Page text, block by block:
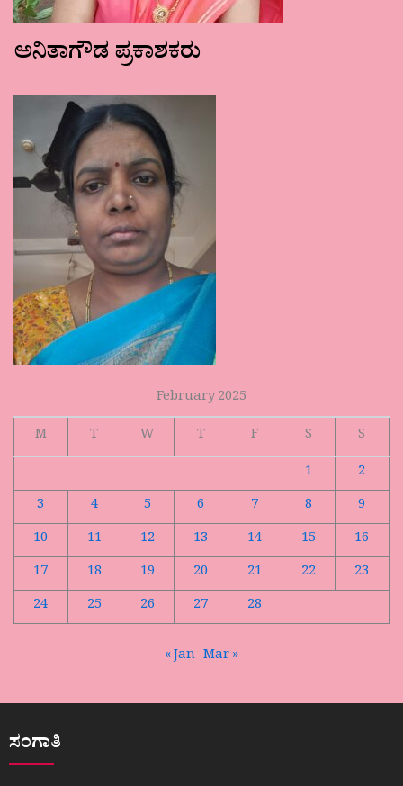
ಅನಿತಾಗೌಡ ಪ್ರಕಾಶಕರು
February 2025
M
T W T F S
S
1
2
3
4 5 6 7 8
9
10
11 12 13 14 15
16
17
18 19 20 21 22
23
24
25 26 27 28
« Jan Mar »
ಸಂಗಾತಿ